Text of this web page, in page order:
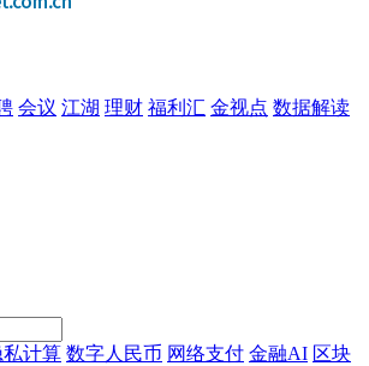
会议 江湖 理财 福利汇 金视点 数据解读
私计算 数字人民币 网络支付 金融AI 区块